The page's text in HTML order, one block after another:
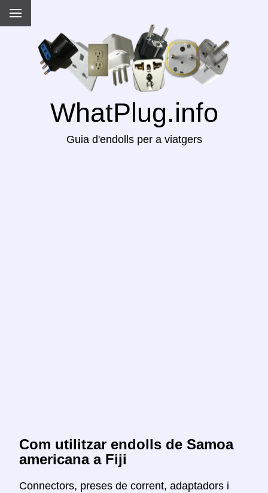
WhatPlug.info
Guia d'endolls per a viatgers
Com utilitzar endolls de Samoa
americana a Fiji
Connectors, preses de corrent, adaptadors i